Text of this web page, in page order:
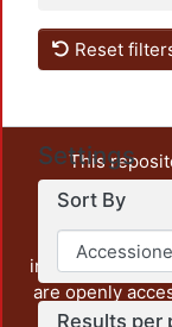
Reset
Settings
Sort By
Results per
This
unrestricted
output of
institution, as
are openly